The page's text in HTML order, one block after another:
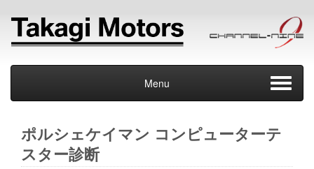
Menu
ポルシェケイマン コンピューターテ
スター診断